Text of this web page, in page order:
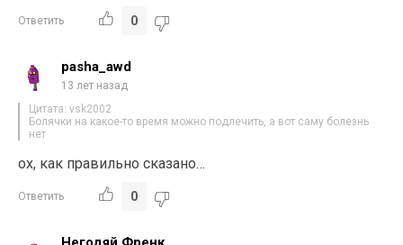
Ответить 0
pasha_awd
13 лет назад
Цитата: vsk2002
Болячки на какое-то время можно подлечить, а вот саму болезнь
нет
ох, как правильно сказано…
Ответить 0